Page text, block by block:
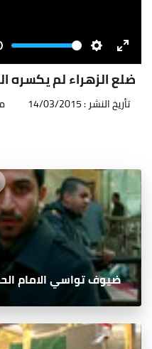
Volume
SettingsEnter
ضلع الزهراء لم يكسره
تأريخ النشر : 14/03/2015
ضيوف تواسي الامام